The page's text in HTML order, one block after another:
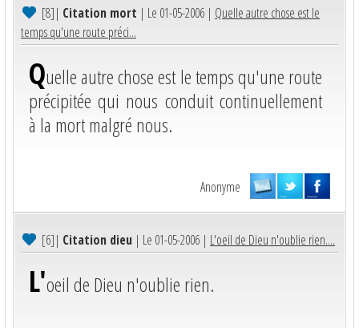
[8]| Citation mort | Le 01-05-2006 | Quelle autre chose est le
temps qu'une route préci...
Quelle autre chose est le temps qu'une route
précipitée qui nous conduit continuellement
à la mort malgré nous.
Anonyme
[6]| Citation dieu | Le 01-05-2006 | L'oeil de Dieu n'oublie rien....
L'oeil de Dieu n'oublie rien.